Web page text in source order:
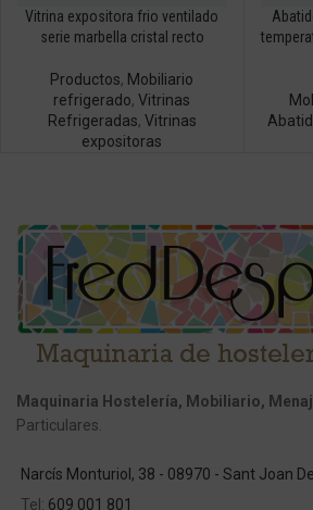
Vitrina expositora frio ventilado
serie marbella cristal recto
Productos, Mobiliario
refrigerado,Vitrinas
Refrigeradas, Vitrinas
expositoras
Maquinaria Hostelería, Mobiliario,
Particulares.
Narcís Monturiol, 38 - 08970 - Sant Joan
Tel: 609 001 801